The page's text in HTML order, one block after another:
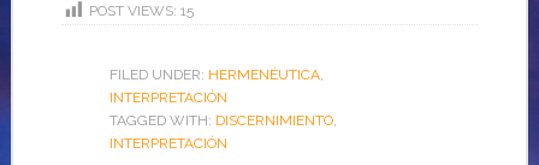
POST VIEWS: 15
FILED UNDER: HERMENÉUTICA,
INTERPRETACIÓN
TAGGED WITH: DISCERNIMIENTO,
INTERPRETACIÓN